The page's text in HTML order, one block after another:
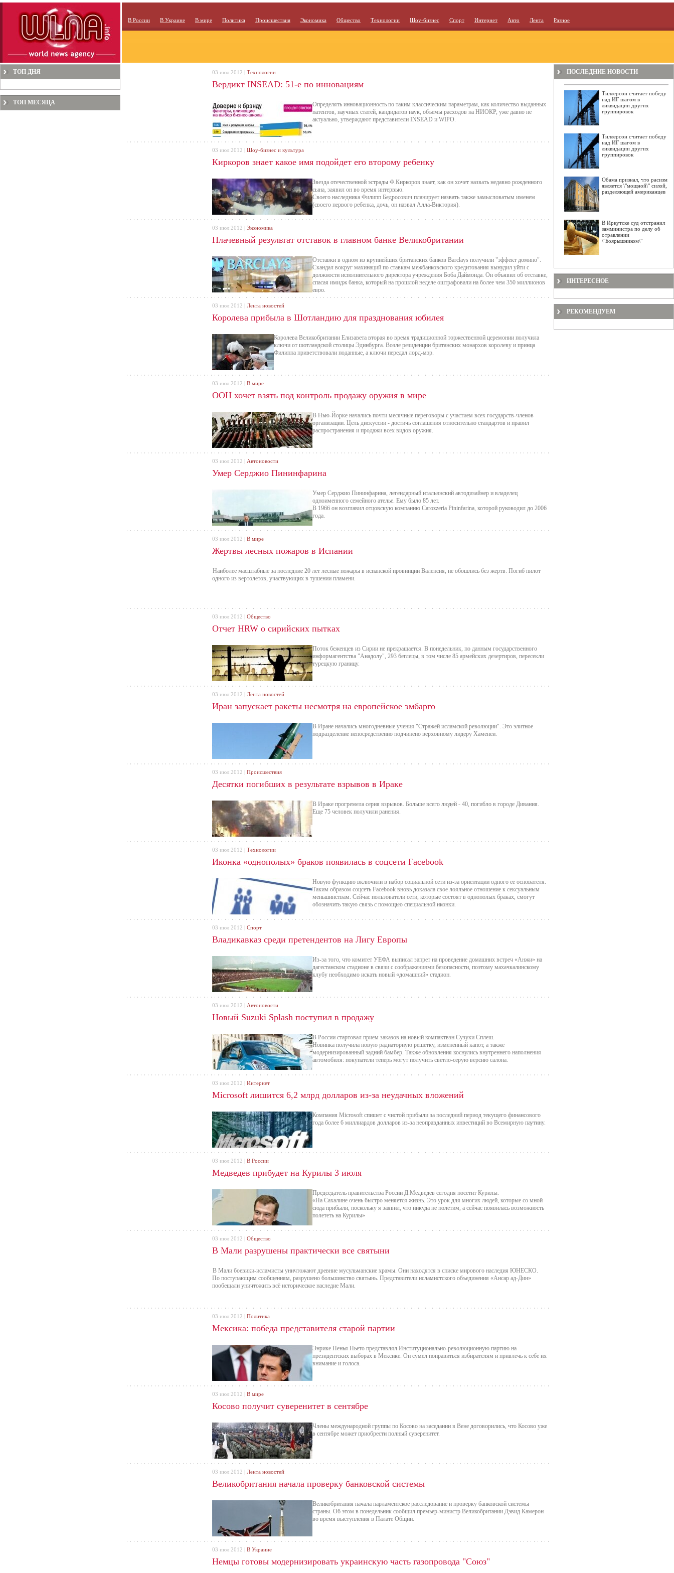
В России В Украине В мире Политика Происшествия Экономика Общество Технологии Шоу-бизнес Спорт Интернет Авто Лента Разное
ТОП ДНЯ
ТОП МЕСЯЦА
Вердикт INSEAD: 51-е по инновациям
Определять инновационность по таким классическим параметрам, как количество выданных
патентов, научных статей, кандидатов наук, объемы расходов на НИОКР, уже давно не
актуально, утверждают представители INSEAD и WIPO.
03 июл 2012 | Технологии
Киркоров знает какое имя подойдет его второму ребенку
Звезда отечественной эстрады Ф.Киркоров знает, как он хочет назвать недавно рожденного
сына, заявил он во время интервью.
Своего наследника Филипп Бедросович планирует назвать также замысловатым именем
(своего первого ребенка, дочь, он назвал Алла-Виктория).
03 июл 2012 | Шоу-бизнес и культура
Плачевный результат отставок в главном банке Великобритании
Отставки в одном из крупнейших британских банков Barclays получили "эффект домино".
Скандал вокруг махинаций по ставкам межбанковского кредитования вынудил уйти с
должности исполнительного директора учреждения Боба Даймонда. Он объявил об отставке,
спасая имидж банка, который на прошлой неделе оштрафовали на более чем 350 миллионов
евро.
03 июл 2012 | Экономика
Королева прибыла в Шотландию для празднования юбилея
Королева Великобритании Елизавета вторая во время традиционной торжественной церемонии получила
ключи от шотландской столицы Эдинбурга. Возле резиденции британских монархов королеву и принца
Филиппа приветствовали поданные, а ключи передал лорд-мэр.
03 июл 2012 | Лента новостей
ООН хочет взять под контроль продажу оружия в мире
В Нью-Йорке начались почти месячные переговоры с участием всех государств-членов
организации. Цель дискуссии - достичь соглашения относительно стандартов и правил
распространения и продажи всех видов оружия.
03 июл 2012 | В мире
Умер Серджио Пининфарина
Умер Серджио Пининфарина, легендарный итальянский автодизайнер и владелец
одноименного семейного ателье. Ему было 85 лет.
В 1966 он возглавил отцовскую компанию Carozzeria Pininfarina, которой руководил до 2006
года.
03 июл 2012 | Автоновости
Жертвы лесных пожаров в Испании
Наиболее масштабные за последние 20 лет лесные пожары в испанской провинции Валенсия, не обошлись без жертв. Погиб пилот
одного из вертолетов, участвующих в тушении пламени.
03 июл 2012 | В мире
Отчет HRW о сирийских пытках
Поток беженцев из Сирии не прекращается. В понедельник, по данным государственного
информагентства "Анадолу", 293 беглецы, в том числе 85 армейских дезертиров, пересекли
турецкую границу.
03 июл 2012 | Общество
Иран запускает ракеты несмотря на европейское эмбарго
В Иране начались многодневные учения "Стражей исламской революции". Это элитное
подразделение непосредственно подчинено верховному лидеру Хаменеи.
03 июл 2012 | Лента новостей
Десятки погибших в результате взрывов в Ираке
В Ираке прогремела серия взрывов. Больше всего людей - 40, погибло в городе Дивания.
Еще 75 человек получили ранения.
03 июл 2012 | Происшествия
Иконка «однополых» браков появилась в соцсети Facebook
Новую функцию включили в набор социальной сети из-за ориентации одного ее основателя.
Таким образом соцсеть Facebook вновь доказала свое лояльное отношение к сексуальным
меньшинствам. Сейчас пользователи сети, которые состоят в однополых браках, смогут
обозначить такую связь с помощью специальной иконки.
03 июл 2012 | Технологии
Владикавказ среди претендентов на Лигу Европы
Из-за того, что комитет УЕФА выписал запрет на проведение домашних встреч «Анжи» на
дагестанском стадионе в связи с соображениями безопасности, поэтому махачкалинскому
клубу необходимо искать новый «домашний» стадион.
03 июл 2012 | Спорт
Новый Suzuki Splash поступил в продажу
В России стартовал прием заказов на новый компактвэн Сузуки Сплеш.
Новинка получила новую радиаторную решетку, измененный капот, а также
модернизированный задний бамбер. Также обновления коснулись внутреннего наполнения
автомобиля: покупатели теперь могут получить светло-серую версию салона.
03 июл 2012 | Автоновости
Microsoft лишится 6,2 млрд долларов из-за неудачных вложений
Компания Microsoft спишет с чистой прибыли за последний период текущего финансового
года более 6 миллиардов долларов из-за неоправданных инвестиций во Всемирную паутину.
03 июл 2012 | Интернет
Медведев прибудет на Курилы 3 июля
Председатель правительства России Д.Медведев сегодня посетит Курилы.
«На Сахалине очень быстро меняется жизнь. Это урок для многих людей, которые со мной
сюда прибыли, поскольку я заявил, что никуда не полетим, а сейчас появилась возможность
полететь на Курилы»
03 июл 2012 | В России
В Мали разрушены практически все святыни
В Мали боевики-исламисты уничтожают древние мусульманские храмы. Они находятся в списке мирового наследия ЮНЕСКО.
По поступающим сообщениям, разрушено большинство святынь. Представители исламистского объединения «Ансар ад-Дин»
пообещали уничтожить всё историческое наследие Мали.
03 июл 2012 | Общество
Мексика: победа представителя старой партии
Энрике Пенья Ньето представлял Институционально-революционную партию на
президентских выборах в Мексике. Он сумел понравиться избирателям и привлечь к себе их
внимание и голоса.
03 июл 2012 | Политика
Косово получит суверенитет в сентябре
Члены международной группы по Косово на заседании в Вене договорились, что Косово уже
в сентябре может приобрести полный суверенитет.
03 июл 2012 | В мире
Великобритания начала проверку банковской системы
Великобритания начала парламентское расследование и проверку банковской системы
страны. Об этом в понедельник сообщил премьер-министр Великобритании Дэвид Камерон
во время выступления в Палате Общин.
03 июл 2012 | Лента новостей
Немцы готовы модернизировать украинскую часть газопровода "Союз"
03 июл 2012 | В Украине
ПОСЛЕДНИЕ НОВОСТИ
Тиллерсон считает победу
над ИГ шагом в
ликвидации других
группировок
Тиллерсон считает победу
над ИГ шагом в
ликвидации других
группировок
Обама признал, что расизм
является \"мощной\" силой,
разделяющей американцев
В Иркутске суд отстранил
замминистра по делу об
отравлении
\"Боярышником\"
ИНТЕРЕСНОЕ
РЕКОМЕНДУЕМ